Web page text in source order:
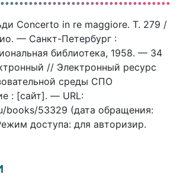
Concerto in re maggiore. T. 279 /
— Санкт-Петербург :
библиотека, 1958. — 34
// Электронный ресурс
среды СПО
: [сайт]. — URL:
books/53329 (дата обращения:
доступа: для авторизир.